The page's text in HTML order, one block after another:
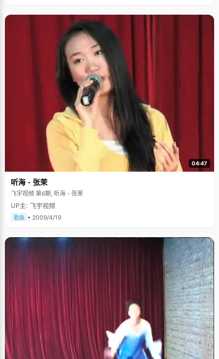
又可以见到很多有趣的东西了。我们衷心的祝福这个女孩在欧洲的学习一帆
风顺，收获成绩收获风景。
04:47
听海 - 张茉
飞宇视频 第6期, 听海 - 张茉
UP主: 飞宇视频
歌曲 • 2009/4/19